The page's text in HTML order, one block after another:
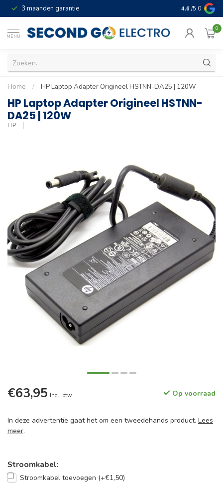
3 maanden garantie Geld terug
4.6 /5.0
MENU
0
Home / HP Laptop Adapter Origineel HSTNN-DA25 | 120W
HP Laptop Adapter Origineel HSTNN-
DA25 | 120W
HP.
€63,95 Incl. btw Op voorraad
In deze advertentie gaat het om een tweedehands product. Lees
meer.
Stroomkabel:
Stroomkabel toevoegen (+€1,50)